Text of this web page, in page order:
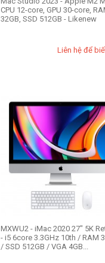
CPU 12-core, GPU 30-core,
32GB, SSD 512GB - Likenew
Liên hệ để
MXWU2 - iMac 2020 27" 5K
- i5 6core 3.3GHz 10th / RAM
/ SSD 512GB / VGA 4GB...